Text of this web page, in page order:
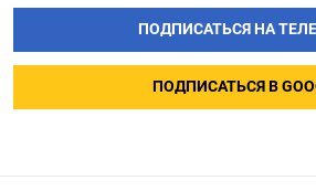
ПОДПИСАТЬСЯ НА
ПОДПИСАТЬСЯ В